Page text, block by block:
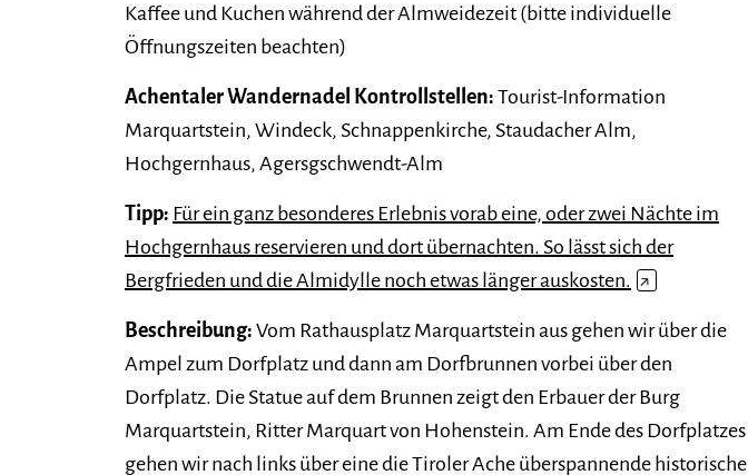
Kaffee und Kuchen während der Almweidezeit (bitte individuelle
Öffnungszeiten beachten)
Achentaler Wandernadel Kontrollstellen: Tourist-Information
Marquartstein, Windeck, Schnappenkirche, Staudacher Alm,
Hochgernhaus, Agersgschwendt-Alm
Tipp: Für ein ganz besonderes Erlebnis vorab eine, oder zwei Nächte im
Hochgernhaus reservieren und dort übernachten. So lässt sich der
Bergfrieden und die Almidylle noch etwas länger auskosten. ↗
Beschreibung: Vom Rathausplatz Marquartstein aus gehen wir über die
Ampel zum Dorfplatz und dann am Dorfbrunnen vorbei über den
Dorfplatz. Die Statue auf dem Brunnen zeigt den Erbauer der Burg
Marquartstein, Ritter Marquart von Hohenstein. Am Ende des Dorfplatzes
gehen wir nach links über eine die Tiroler Ache überspannende historische